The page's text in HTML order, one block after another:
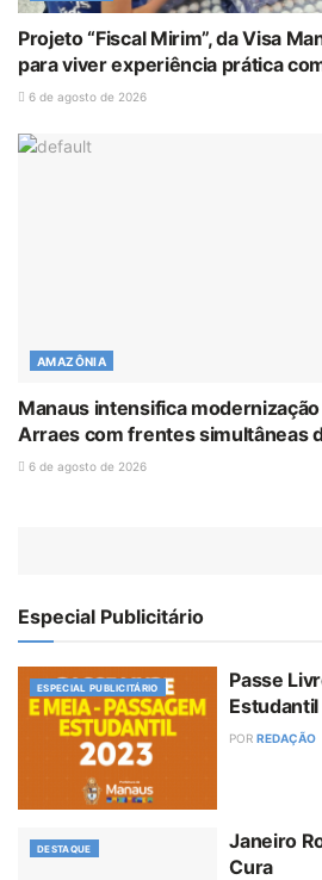
Projeto “Fiscal Mirim”, da Visa
para viver experiência prática
6 de agosto de 2026
AMAZÔNIA
Manaus intensifica
Arraes com frentes simultâneas
6 de agosto de 2026
Especial Publicitário
ESPECIAL PUBLICITÁRIO
Passe
POR REDAÇÃO
DESTAQUE
Janeiro
Cura